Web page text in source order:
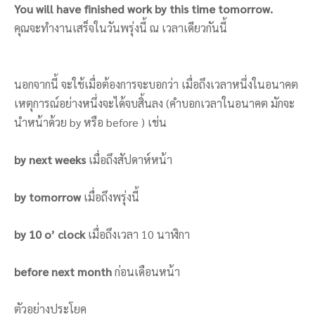
You will have finished work by this time tomorrow.
คุณจะทำงานเสร็จในวันพรุ่งนี้ ณ เวลาเดียวกันนี้
นอกจากนี้ จะใช้เมื่อต้องการจะบอกว่า เมื่อถึงเวลาหนึ่งในอนาคต
เหตุการณ์อย่างหนึ่งจะได้จบสิ้นลง (คำบอกเวลาในอนาคต มักจะ
นำหน้าด้วย by หรือ before ) เช่น
by next weeksเมื่อถึงสัปดาห์หน้า
by tomorrow เมื่อถึงพรุ่งนี้
by 10 o’ clock เมื่อถึงเวลา 10 นาฬิกา
before next monthก่อนเดือนหน้า
ตัวอย่างประโยค